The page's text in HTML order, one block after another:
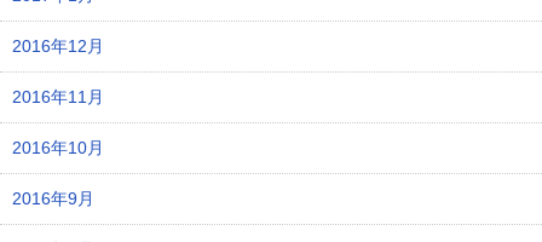
2016年12月
2016年11月
2016年10月
2016年9月